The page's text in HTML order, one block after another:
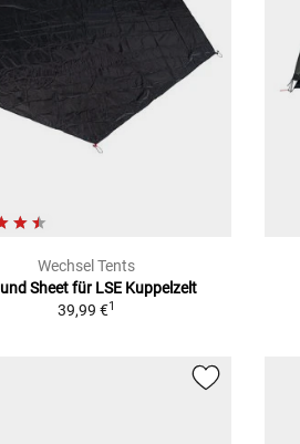
Wechsel Tents
Sheet für LSE Kuppelzelt
39,99 €1